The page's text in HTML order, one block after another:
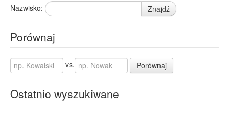
Nazwisko: Znajdź
Porównaj
vs. Porównaj
Ostatnio wyszukiwane